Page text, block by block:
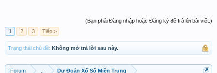
(Bạn phải Đăng nhập hoặc Đăng ký để trả lời bài viết.)
1
2 3 Tiếp >
Trạng thái chủ đề: Không mở trả lời sau này.
Forum Dự Đoán Xổ Số Miền Trung